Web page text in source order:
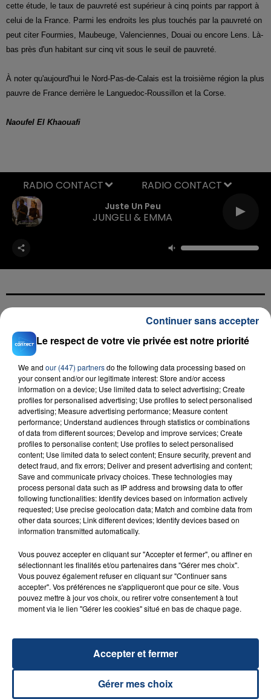
cette étude, le taux de pauvreté est supérieur à cinq points par rapport à
celui de la France. Parmi les endroits les plus touchés par la pauvreté on
peut citer Fourmies, Maubeuge, Valenciennes, Douai ou encore Lens. Là-
bas près d'un habitant sur cinq vit sous le seuil de pauvreté.
À noter qu'aujourd'hui le Nord-Pas-de-Calais est la troisième région la plus
pauvre de France derrière le Languedoc-Roussillon et la Corse.
Naoufel El Khaouafi
Juste Un Peu
JUNGELI & EMMA
RADIO CONTACT
FIL D'ACTU
23 juillet 2026
INCENDIE MORTEL À LENS : UNE FEMME ET
SON BÉBÉ ENTRE LA VIE ET LA...
Un homme s'est immolé par le feu après avoir
aspergé sa compagne et leur bébé de trois mois
d'un liquide inflammable.
20 juillet 2026
UNE ADOLESCENTE DEVANT SE FAIRE
La famille a porté plainte contre la clinique qui a
reconnu sa responsabilité et présenté ses
excuses.
TITRES DIFFUSÉS
Le respect de votre vie privée est notre priorité
We and our (447) partnersdo the following data processing based on
your consent and/or our legitimate interest: Store and/or access
information on a device; Use limited data to select advertising; Create
profiles for personalised advertising; Use profiles to select personalised
advertising; Measure advertising performance; Measure content
performance; Understand audiences through statistics or combinations
of data from different sources; Develop and improve services; Create
profiles to personalise content; Use profiles to select personalised
content; Use limited data to select content; Ensure security, prevent and
detect fraud, and fix errors; Deliver and present advertising and content;
Save and communicate privacy choices. These technologies may
process personal data such as IP address and browsing data to offer
following functionalities: Identify devices based on information actively
requested; Use precise geolocation data; Match and combine data from
other data sources; Link different devices; Identify devices based on
information transmitted automatically.
Vous pouvez accepter en cliquant sur "Accepter et fermer", ou affiner en
sélectionnant les finalités et/ou partenaires dans "Gérer mes choix".
Vous pouvez également refuser en cliquant sur "Continuer sans
accepter". Vos préférences ne s'appliqueront que pour ce site. Vous
pouvez mettre à jour vos choix, ou retirer votre consentement à tout
moment via le lien "Gérer les cookies" situé en bas de chaque page.
Gérer mes choix
Accepter et fermer
Continuer sans accepter